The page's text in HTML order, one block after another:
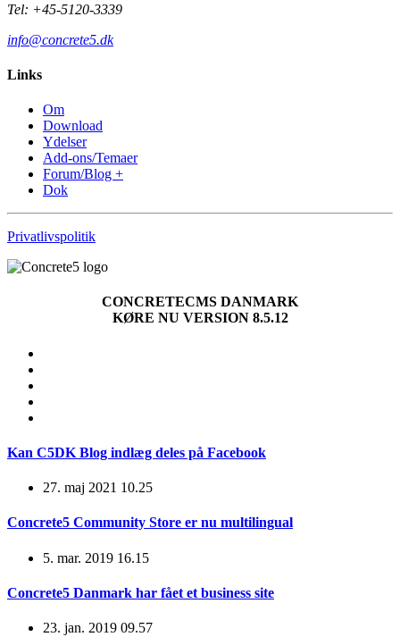
Tel: +45-5120-3339
info@concrete5.dk
Links
Om
Download
Ydelser
Add-ons/Temaer
Forum/Blog +
Dok
Privatlivspolitik
CONCRETECMS DANMARK
KØRE NU VERSION 8.5.12
Kan C5DK Blog indlæg deles på Facebook
27. maj 2021 10.25
Concrete5 Community Store er nu multilingual
5. mar. 2019 16.15
Concrete5 Danmark har fået et business site
23. jan. 2019 09.57